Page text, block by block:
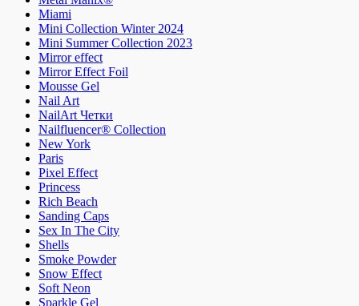
Miami
Mini Collection Winter 2024
Mini Summer Collection 2023
Mirror effect
Mirror Effect Foil
Mousse Gel
Nail Art
NailArt Четки
Nailfluencer® Collection
New York
Paris
Pixel Effect
Princess
Rich Beach
Sanding Caps
Sex In The City
Shells
Smoke Powder
Snow Effect
Soft Neon
Sparkle Gel